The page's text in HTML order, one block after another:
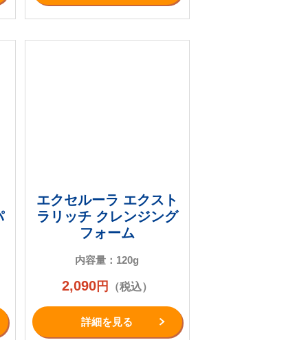
エクセルーラ エクスト
ラリッチ クレンジング
フォーム
内容量：120g
2,090円 （税込）
詳細を⾒る